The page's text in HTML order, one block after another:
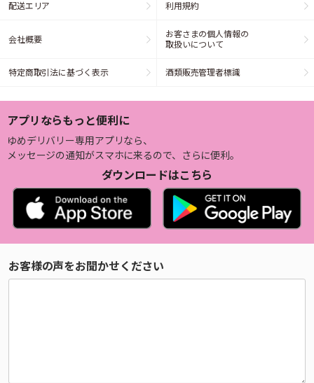
配送エリア 利用規約
会社概要
お客さまの個人情報の
取扱いについて
特定商取引法に基づく表示 酒類販売管理者標識
アプリならもっと便利に
ゆめデリバリー専用アプリなら、
メッセージの通知がスマホに来るので、さらに便利。
ダウンロードはこちら
お客様の声をお聞かせください